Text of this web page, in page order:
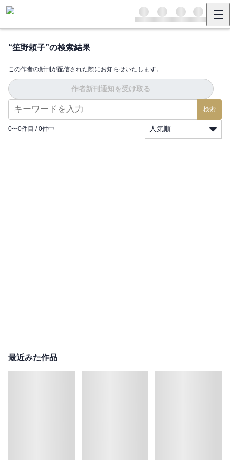
“笙野頼子”の検索結果
この作者の新刊が配信された際にお知らせいたします。
作者新刊通知を受け取る
検索
0〜0件目 / 0件中 人気順
最近みた作品